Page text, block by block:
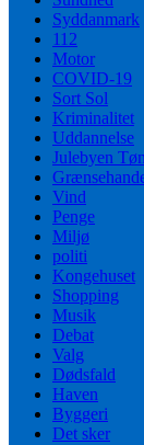
Syddanmark
112
Motor
COVID-19
Sort Sol
Kriminalitet
Uddannelse
Julebyen
Vind
Penge
Miljø
politi
Kongehuset
Shopping
Musik
Debat
Valg
Dødsfald
Haven
Byggeri
Det sker